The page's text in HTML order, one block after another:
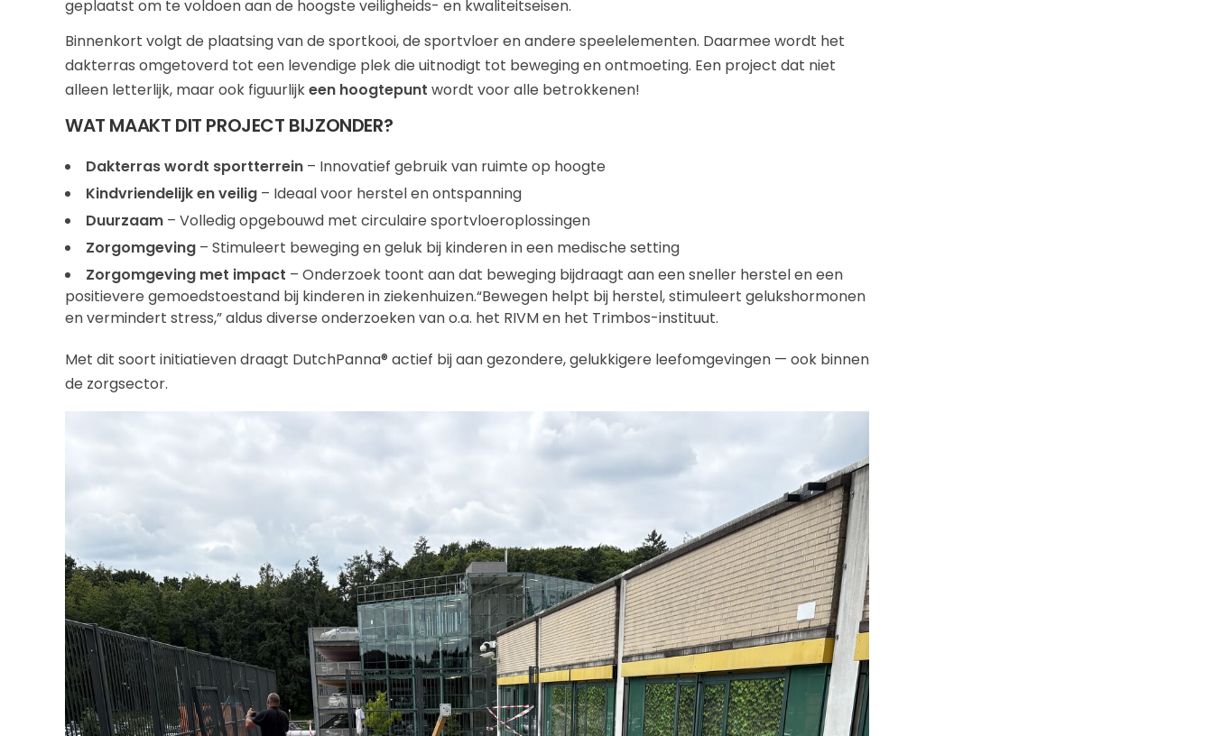
geplaatst om te voldoen aan de hoogste veiligheids- en kwaliteitseisen.
Binnenkort volgt de plaatsing van de sportkooi, de sportvloer en andere speelelementen. Daarmee wordt het
dakterras omgetoverd tot een levendige plek die uitnodigt tot beweging en ontmoeting. Een project dat niet
alleen letterlijk, maar ook figuurlijkeen hoogtepunt wordt voor alle betrokkenen!
WAT MAAKT DIT PROJECT BIJZONDER?
Dakterras wordt sportterrein – Innovatief gebruik van ruimte op hoogte
Kindvriendelijk en veilig – Ideaal voor herstel en ontspanning
Duurzaam – Volledig opgebouwd met circulaire sportvloeroplossingen
Zorgomgeving – Stimuleert beweging en geluk bij kinderen in een medische setting
Zorgomgeving met impact – Onderzoek toont aan dat beweging bijdraagt aan een sneller herstel en een
positievere gemoedstoestand bij kinderen in ziekenhuizen.“Bewegen helpt bij herstel, stimuleert gelukshormonen
en vermindert stress,” aldus diverse onderzoeken van o.a. het RIVM en het Trimbos-instituut.
Met dit soort initiatieven draagt DutchPanna® actief bij aan gezondere, gelukkigere leefomgevingen — ook binnen
de zorgsector.